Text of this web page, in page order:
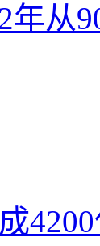
年从